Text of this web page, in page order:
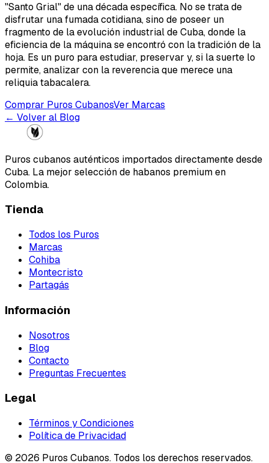
"Santo Grial" de una década específica. No se trata de
disfrutar una fumada cotidiana, sino de poseer un
fragmento de la evolución industrial de Cuba, donde la
eficiencia de la máquina se encontró con la tradición de la
hoja. Es un puro para estudiar, preservar y, si la suerte lo
permite, analizar con la reverencia que merece una
reliquia tabacalera.
Comprar Puros CubanosVer Marcas
← Volver al Blog
Puros cubanos auténticos importados directamente desde
Cuba. La mejor selección de habanos premium en
Colombia.
Tienda
Todos los Puros
Marcas
Cohiba
Montecristo
Partagás
Información
Nosotros
Blog
Contacto
Preguntas Frecuentes
Legal
Términos y Condiciones
Política de Privacidad
© 2026 Puros Cubanos. Todos los derechos reservados.